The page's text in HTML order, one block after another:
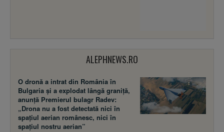
ALEPHNEWS.RO
O dronă a intrat din România în
Bulgaria și a explodat lângă graniță,
anunță Premierul bulagr Radev:
„Drona nu a fost detectată nici în
spațiul aerian românesc, nici în
spațiul nostru aerian”